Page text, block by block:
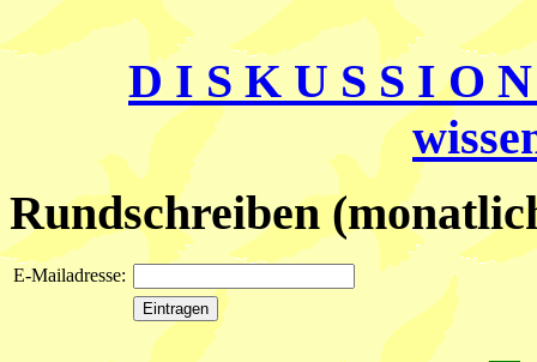
D I S K U S S I O
Rundschreiben
E-Mailadresse: